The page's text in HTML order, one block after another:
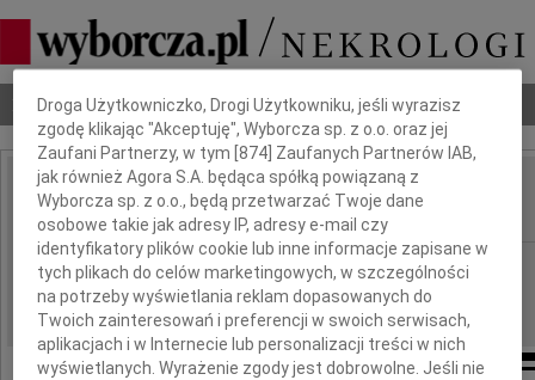
Nekrologi Odeszli Poradnik pogrzebowy
IMIĘ I NAZWISKO: Czesław Koskowski
REGION: Warszawa
DATA EMISJI: 28.10.2025
Dbamy o Twoją prywatność
Droga Użytkowniczko, Drogi Użytkowniku, jeśli wyrazisz
zgodę klikając "Akceptuję", Wyborcza sp. z o.o. oraz jej
Zaufani Partnerzy, w tym [874 ] Zaufanych Partnerów IAB,
jak również Agora S.A. będąca spółką powiązaną z
Wyborcza sp. z o.o., będą przetwarzać Twoje dane
osobowe takie jak adresy IP, adresy e-mail czy
identyfikatory plików cookie lub inne informacje zapisane w
tych plikach do celów marketingowych, w szczególności
na potrzeby wyświetlania reklam dopasowanych do
Twoich zainteresowań i preferencji w swoich serwisach,
aplikacjach i w Internecie lub personalizacji treści w nich
wyświetlanych. Wyrażenie zgody jest dobrowolne. Jeśli nie